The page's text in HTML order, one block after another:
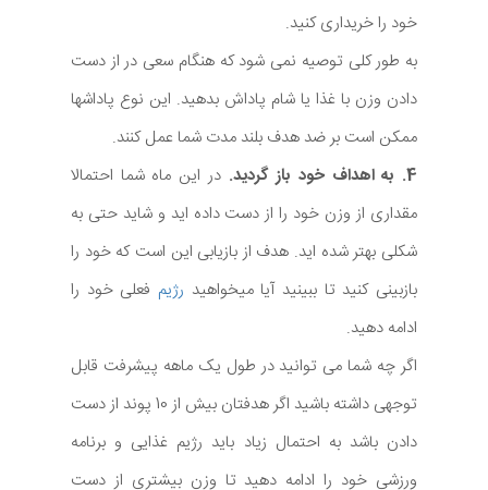
خود را خریداری کنید.
به طور کلی توصیه نمی شود که هنگام سعی در از دست
دادن وزن با غذا یا شام پاداش بدهید. این نوع پاداشها
ممکن است بر ضد هدف بلند مدت شما عمل کنند.
4. به اهداف خود باز گردید.
در این ماه شما احتمالا
مقداری از وزن خود را از دست داده اید و شاید حتی به
شکلی بهتر شده اید. هدف از بازیابی این است که خود را
بازبینی کنید تا ببینید آیا میخواهید رژیم فعلی خود را
ادامه دهید.
اگر چه شما می توانید در طول یک ماهه پیشرفت قابل
توجهی داشته باشید اگر هدفتان بیش از 10 پوند از دست
دادن باشد به احتمال زیاد باید رژیم غذایی و برنامه
ورزشی خود را ادامه دهید تا وزن بیشتری از دست